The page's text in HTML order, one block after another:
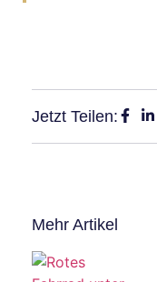
Jetzt Teilen:
Mehr Artikel